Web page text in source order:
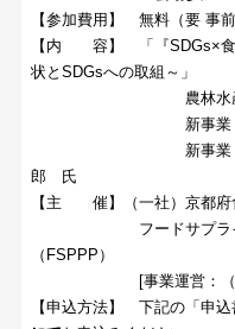
【参加費用】 無料（要 事前
【内 容】 「『SDGs×食
状とSDGsへの取組～」
農林水産省 大臣
新事業・食品産
新事業・食品
郎 氏
【主 催】（一社）京都府
フードサプライチェ
（FSPPP）
[事業運営：（一財
【申込方法】 下記の「申込